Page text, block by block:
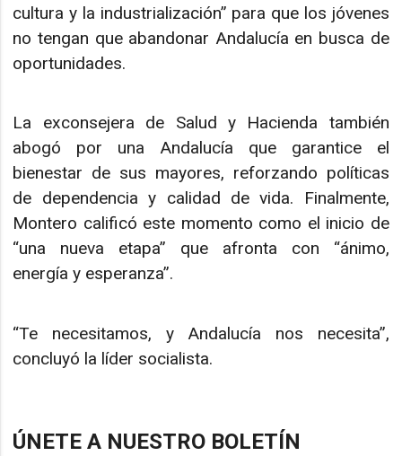
cultura y la industrialización” para que los jóvenes
no tengan que abandonar Andalucía en busca de
oportunidades.
La exconsejera de Salud y Hacienda también
abogó por una Andalucía que garantice el
bienestar de sus mayores, reforzando políticas
de dependencia y calidad de vida. Finalmente,
Montero calificó este momento como el inicio de
“una nueva etapa” que afronta con “ánimo,
energía y esperanza”.
“Te necesitamos, y Andalucía nos necesita”,
concluyó la líder socialista.
ÚNETE A NUESTRO BOLETÍN